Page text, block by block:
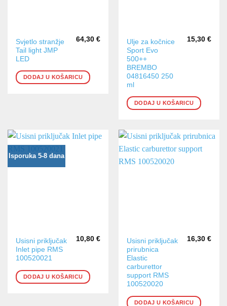
Svjetlo stranžje
Tail light JMP
LED
64,30 €
DODAJ U KOŠARICU
Ulje za kočnice
Sport Evo
500++
BREMBO
04816450 250
ml
15,30 €
DODAJ U KOŠARICU
Isporuka 5-8 dana
Usisni priključak
Inlet pipe RMS
100520021
10,80 €
DODAJ U KOŠARICU
Usisni priključak
prirubnica
Elastic
carburettor
support RMS
100520020
16,30 €
DODAJ U KOŠARICU